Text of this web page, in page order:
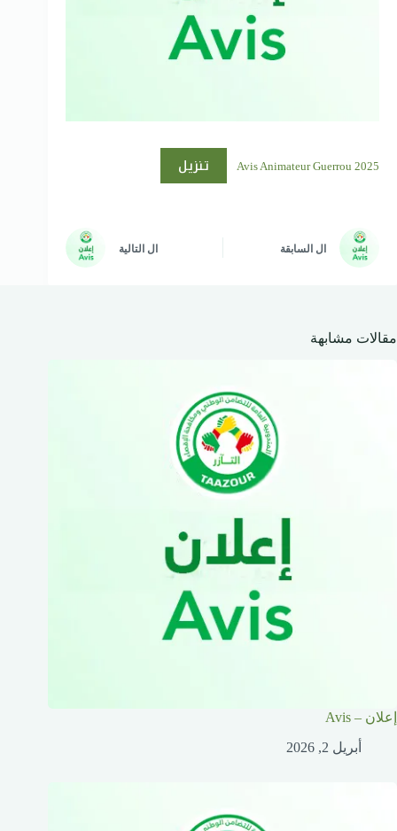
Avis Animateur Guerrou 2025 تنزيل
ال السابقة ال التالية
مقالات مشابهة
إعلان – Avis
أبريل 2, 2026